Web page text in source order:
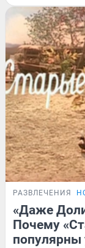
РАЗВЛЕЧЕНИЯ
«Даже
Почему
популярны